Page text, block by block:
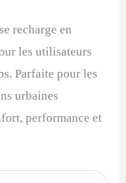
recharge en
les utilisateurs
Parfaite pour les
urbaines
performance et